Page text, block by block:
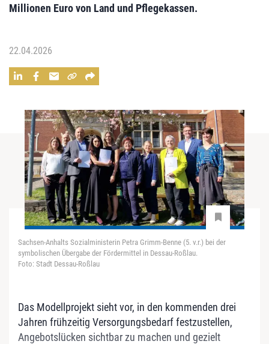
Millionen Euro von Land und Pflegekassen.
22.04.2026
Sachsen-Anhalts Sozialministerin Petra Grimm-Benne (5. v.r.) bei der
symbolischen Übergabe der Fördermittel in Dessau-Roßlau.
Foto: Stadt Dessau-Roßlau
Das Modellprojekt sieht vor, in den kommenden drei
Jahren frühzeitig Versorgungsbedarf festzustellen,
Angebotslücken sichtbar zu machen und gezielt